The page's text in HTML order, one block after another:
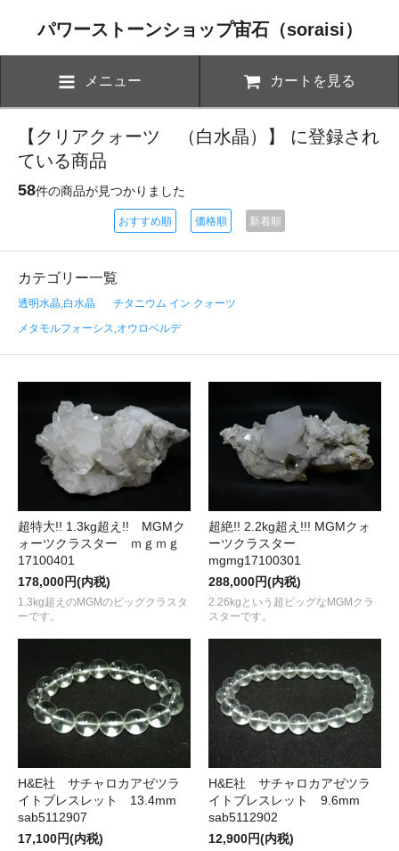
パワーストーンショップ宙石（soraisi）
メニュー カートを見る
【クリアクォーツ （白水晶）】 に登録され
ている商品
58件の商品が見つかりました
おすすめ順 価格順 新着順
カテゴリー一覧
透明水晶,白水晶
チタニウム イン クォーツ
メタモルフォーシス,オウロベルデ
超特大!! 1.3kg超え!! MGMク
ォーツクラスター ｍｇｍｇ
17100401
178,000円(内税)
1.3kg超えのMGMのビッグクラスタ
ーです。
超絶!! 2.2kg超え!!! MGMクォ
ーツクラスター
mgmg17100301
288,000円(内税)
2.26kgという超ビッグなMGMクラ
スターです。
H&E社 サチャロカアゼツラ
イトブレスレット 13.4mm
sab5112907
17,100円(内税)
H&E社 サチャロカアゼツラ
イトブレスレット 9.6mm
sab5112902
12,900円(内税)